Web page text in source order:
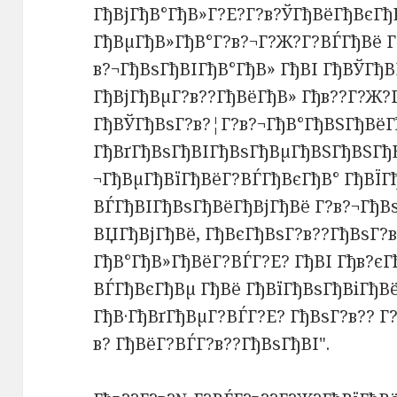
ГђВµГђВ»ГђВ°Г?в?¬Г?Ж?Г?ВЃГђВё
в?¬ГђВѕГђВІГђВ°ГђВ» ГђВІ
ГђВјГђВµГ?в??ГђВёГђВ»
¬ГђВµГђВїГђВёГ?ВЃГђВєГђВ°
ВЃГђВІГђВѕГђВёГђВјГђВё
ВЏГђВјГђВё,
ГђВ°ГђВ»ГђВёГ?ВЃГ?Е? ГђВІ
ВЃГђВєГђВµ ГђВё
ГђВ·ГђВґГђВµГ?ВЃГ?Е? ГђВѕГ?в??
в? ГђВёГ?ВЃГ?в??ГђВѕГђВІ".